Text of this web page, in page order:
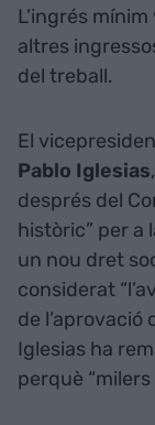
L’ingrés
altres
del treball.
El
Pablo Iglesias
després del
històric” per a
un nou dret
considerat
de l’aprovació
Iglesias ha
perquè